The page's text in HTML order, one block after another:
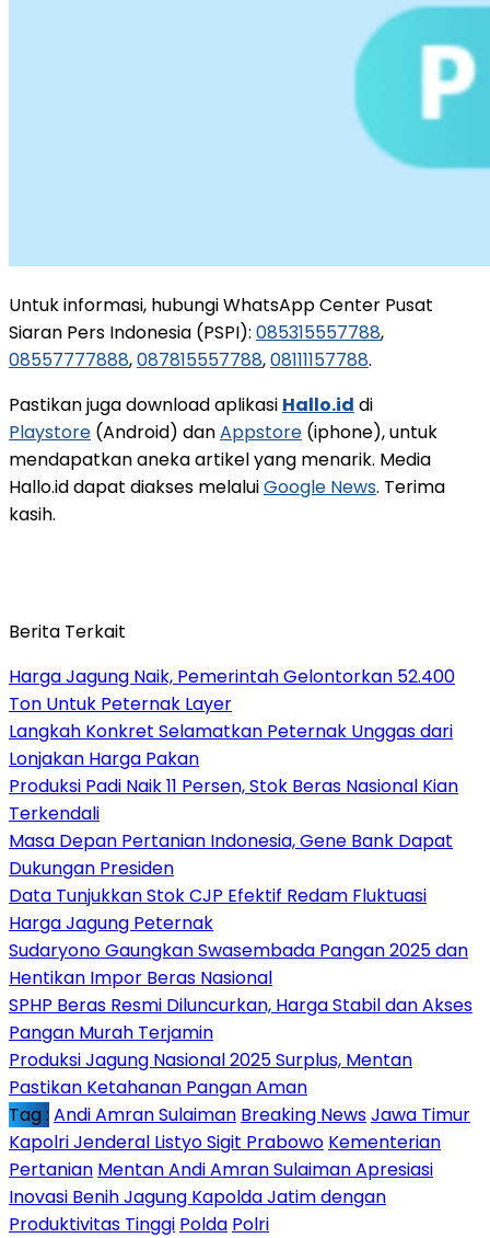
Untuk informasi, hubungi WhatsApp Center Pusat
Siaran Pers Indonesia (PSPI): 085315557788,
08557777888,087815557788,08111157788.
Pastikan juga download aplikasi Hallo.id di
Playstore (Android) danAppstore (iphone), untuk
mendapatkan aneka artikel yang menarik. Media
Hallo.id dapat diakses melaluiGoogle News. Terima
kasih.
Berita Terkait
Harga Jagung Naik, Pemerintah Gelontorkan 52.400
Ton Untuk Peternak Layer
Langkah Konkret Selamatkan Peternak Unggas dari
Lonjakan Harga Pakan
Produksi Padi Naik 11 Persen, Stok Beras Nasional Kian
Terkendali
Masa Depan Pertanian Indonesia, Gene Bank Dapat
Dukungan Presiden
Data Tunjukkan Stok CJP Efektif Redam Fluktuasi
Harga Jagung Peternak
Sudaryono Gaungkan Swasembada Pangan 2025 dan
Hentikan Impor Beras Nasional
SPHP Beras Resmi Diluncurkan, Harga Stabil dan Akses
Pangan Murah Terjamin
Produksi Jagung Nasional 2025 Surplus, Mentan
Pastikan Ketahanan Pangan Aman
Tag : Andi Amran Sulaiman Breaking NewsJawa Timur
Kapolri Jenderal Listyo Sigit Prabowo Kementerian
Pertanian Mentan Andi Amran Sulaiman Apresiasi
Inovasi Benih Jagung Kapolda Jatim dengan
Produktivitas Tinggi Polda Polri